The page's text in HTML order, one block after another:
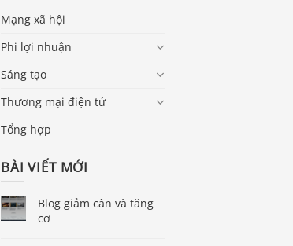
Mạng xã hội
Phi lợi nhuận
Sáng tạo
Thương mại điện tử
Tổng hợp
BÀI VIẾT MỚI
Blog giảm cân và tăng
cơ